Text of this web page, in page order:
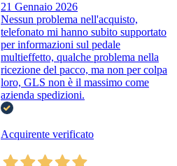
21 Gennaio 2026
Nessun problema nell'acquisto,
telefonato mi hanno subito supportato
per informazioni sul pedale
multieffetto, qualche problema nella
ricezione del pacco, ma non per colpa
loro, GLS non è il massimo come
azienda spedizioni.
Acquirente verificato